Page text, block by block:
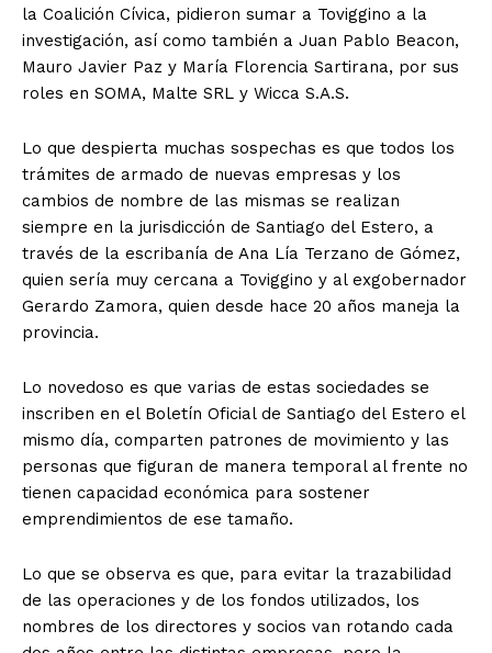
la Coalición Cívica, pidieron sumar a Toviggino a la
investigación, así como también a Juan Pablo Beacon,
Mauro Javier Paz y María Florencia Sartirana, por sus
roles en SOMA, Malte SRL y Wicca S.A.S.
Lo que despierta muchas sospechas es que todos los
trámites de armado de nuevas empresas y los
cambios de nombre de las mismas se realizan
siempre en la jurisdicción de Santiago del Estero, a
través de la escribanía de Ana Lía Terzano de Gómez,
quien sería muy cercana a Toviggino y al exgobernador
Gerardo Zamora, quien desde hace 20 años maneja la
provincia.
Lo novedoso es que varias de estas sociedades se
inscriben en el Boletín Oficial de Santiago del Estero el
mismo día, comparten patrones de movimiento y las
personas que figuran de manera temporal al frente no
tienen capacidad económica para sostener
emprendimientos de ese tamaño.
Lo que se observa es que, para evitar la trazabilidad
de las operaciones y de los fondos utilizados, los
nombres de los directores y socios van rotando cada